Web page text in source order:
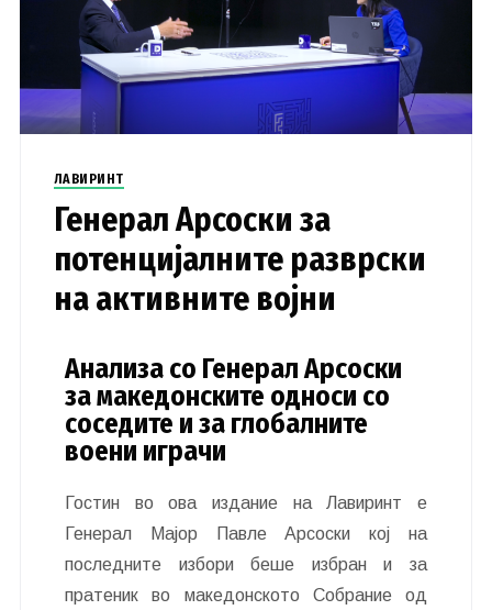
ЛАВИРИНТ
Генерал Арсоски за
потенцијалните разврски
на активните војни
Анализа со Генерал Арсоски
за македонските односи со
соседите и за глобалните
воени играчи
Гостин во ова издание на Лавиринт е
Генерал Мајор Павле Арсоски кој на
последните избори беше избран и за
пратеник во македонското Собрание од